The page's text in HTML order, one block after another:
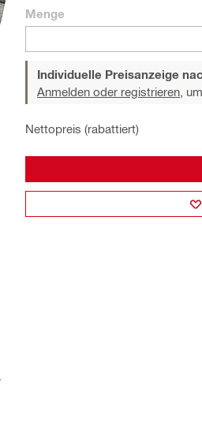
Menge
Individuelle Preisanzeige
Anmelden oder registrieren,
Nettopreis (rabattiert)